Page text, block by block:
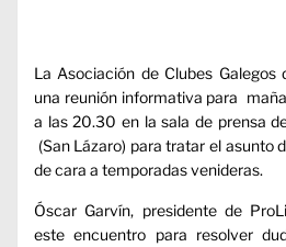
La Asociación de Clubes
una reunión informativa para
a las 20.30 en la sala de prensa
(San Lázaro) para tratar el asunto
de cara a temporadas venideras.
Óscar Garvín, presidente de
este encuentro para resolver